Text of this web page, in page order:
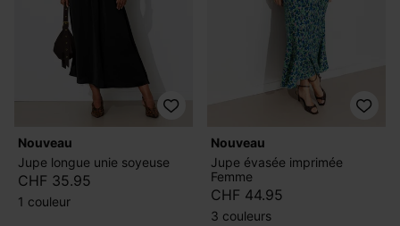
nouveau
Jupe longue unie soyeuse
CHF 35.95
1 couleur
nouveau
Jupe évasée imprimée
Femme
CHF 44.95
3 couleurs